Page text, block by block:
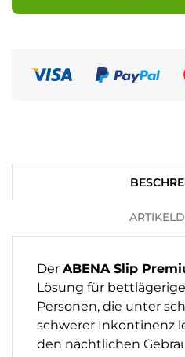
Der ABENA Slip
Lösung für
Personen, die unter
schwerer Inkontinenz
den nächtlichen